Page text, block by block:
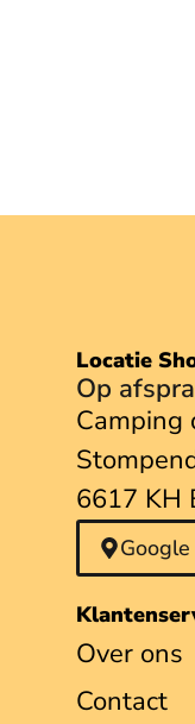
Locatie
Op
Camping
6617 KH
Over ons
Contact